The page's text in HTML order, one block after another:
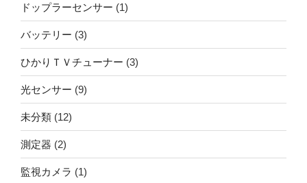
ドップラーセンサー (1)
バッテリー (3)
ひかりＴＶチューナー (3)
光センサー (9)
未分類 (12)
測定器 (2)
監視カメラ (1)